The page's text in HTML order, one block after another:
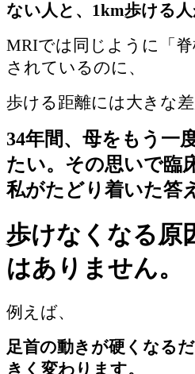
ない人と、1km歩ける
MRIでは同じように「
されているのに、
歩ける距離には大きな差
34年間、母をもう一
たい。その思いで臨
私がたどり着いた答
歩けなくなる原
はありません。
例えば、
足首の動きが硬くなる
きく変わります。